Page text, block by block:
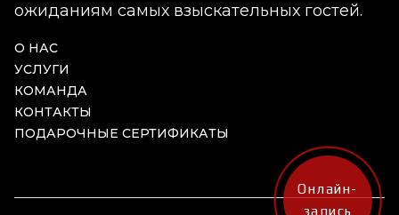
ожиданиям самых взыскательных гостей.
О НАС
УСЛУГИ
КОМАНДА
КОНТАКТЫ
ПОДАРОЧНЫЕ СЕРТИФИКАТЫ
Онлайн-
запись